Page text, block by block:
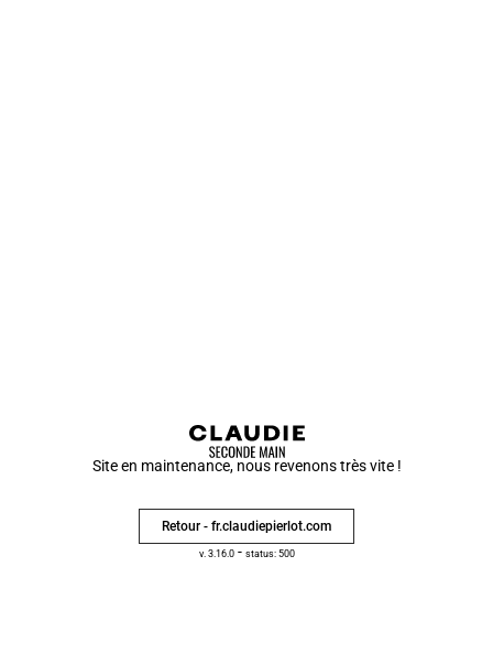
Site en maintenance, nous revenons très vite !
Retour - fr.claudiepierlot.com
v. 3.16.0- status: 500